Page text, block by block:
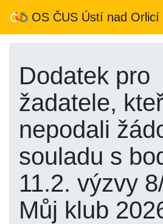
OS ČUS Ústí nad Orlicí
Dodatek pro
žadatele,
nepodali
souladu s
11.2. výzvy
Můj klub